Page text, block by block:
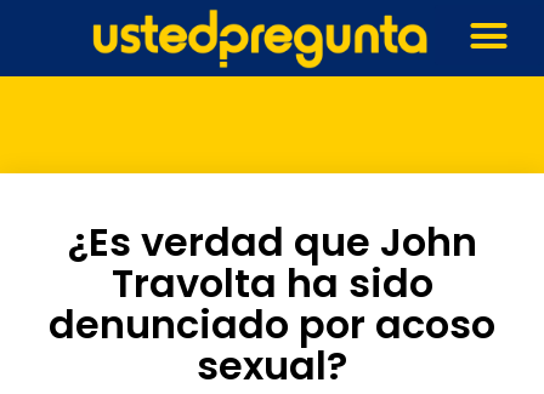
¿Es verdad que John
Travolta ha sido
denunciado por acoso
sexual?